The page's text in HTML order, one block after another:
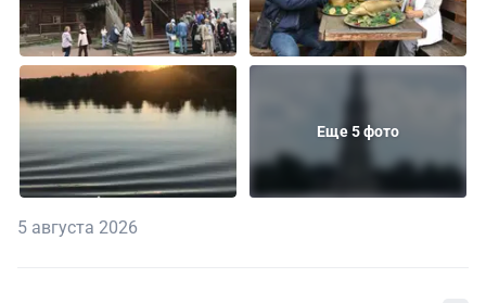
Еще 5 фото
5 августа 2026